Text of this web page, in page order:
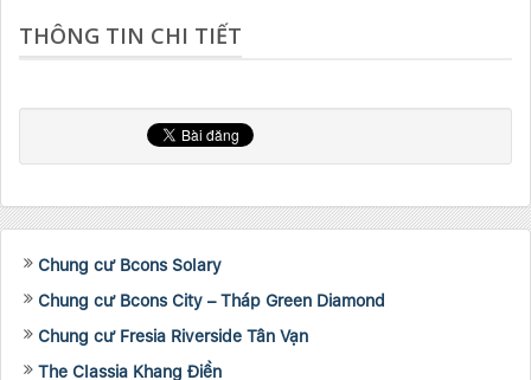
THÔNG TIN CHI TIẾT
Chung cư Bcons Solary
Chung cư Bcons City – Tháp Green Diamond
Chung cư Fresia Riverside Tân Vạn
The Classia Khang Điền